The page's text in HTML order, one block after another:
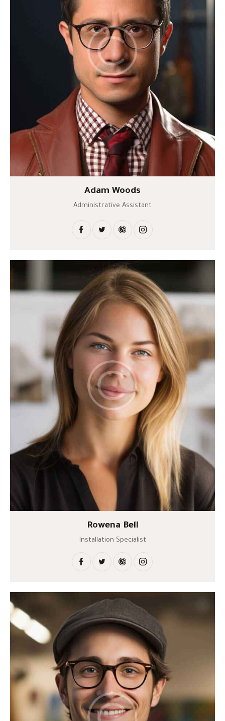
Adam Woods
Administrative Assistant
Rowena Bell
Installation Specialist